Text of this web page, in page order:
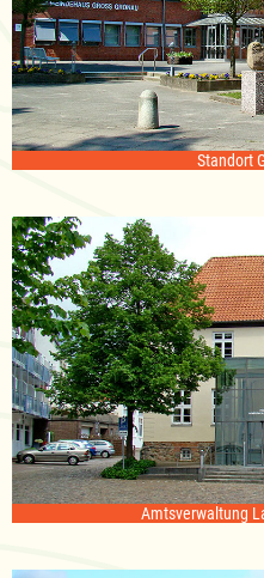
Standort
Amtsverwaltung